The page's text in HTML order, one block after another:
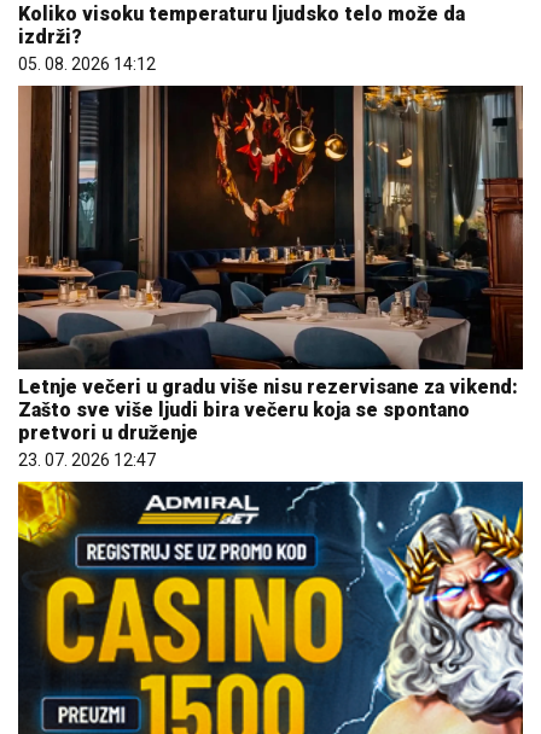
Koliko visoku temperaturu ljudsko telo može da
izdrži?
05. 08. 2026 14:12
Letnje večeri u gradu više nisu rezervisane za vikend:
Zašto sve više ljudi bira večeru koja se spontano
pretvori u druženje
23. 07. 2026 12:47